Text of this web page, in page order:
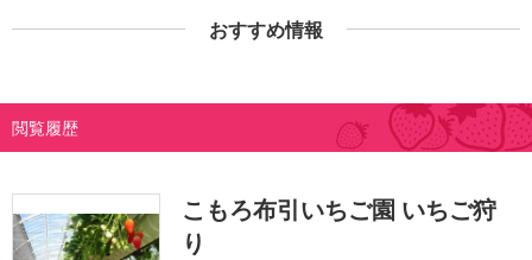
おすすめ情報
閲覧履歴
こもろ布引いちご園 いちご狩
り